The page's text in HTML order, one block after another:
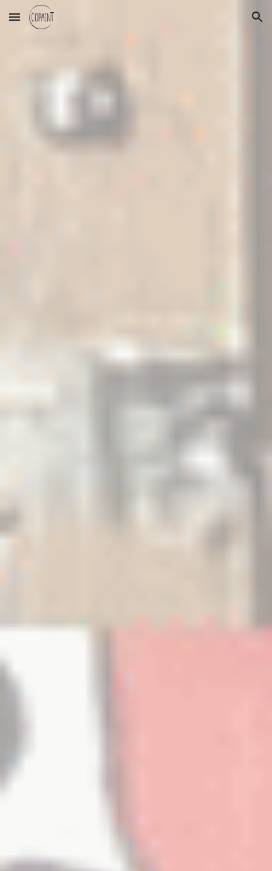
Skip to main content Skip to navigation